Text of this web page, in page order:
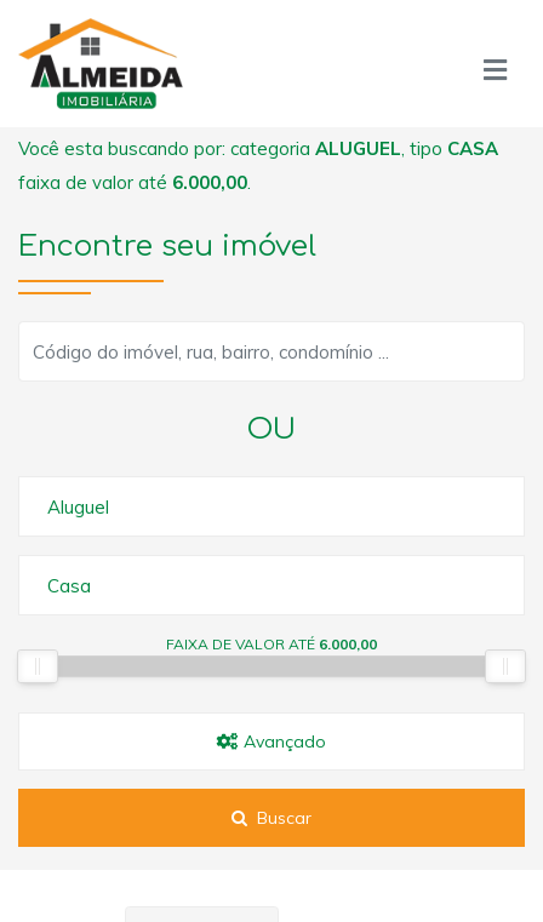
Você esta buscando por: categoria ALUGUEL , tipo CASA
faixa de valor até 6.000,00
Encontre seu imóvel
OU
Aluguel
Casa
FAIXA DE VALOR ATÉ 6.000,00
Avançado
Buscar